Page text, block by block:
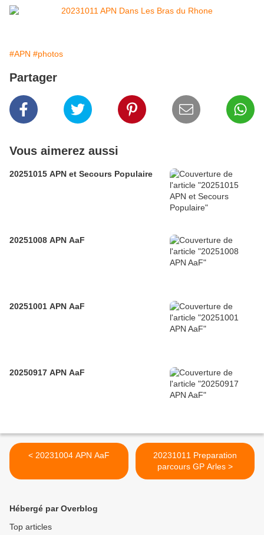
#APN #photos
Partager
Vous aimerez aussi
20251015 APN et Secours Populaire
20251008 APN AaF
20251001 APN AaF
20250917 APN AaF
< 20231004 APN AaF
20231011 Preparation
parcours GP Arles >
Hébergé par Overblog
Top articles